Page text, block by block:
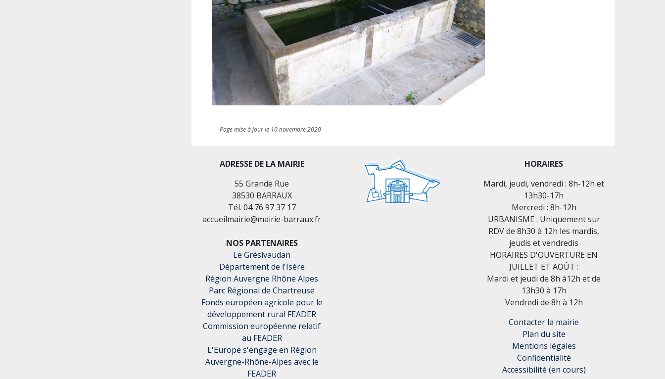
Page mise à jour le 10 novembre 2020
ADRESSE DE LA MAIRIE
55 Grande Rue
38530 BARRAUX
Tél. 04 76 97 37 17
accueilmairie@mairie-barraux.fr
NOS PARTENAIRES
Le Grésivaudan
Département de l'Isère
Région Auvergne Rhône Alpes
Parc Régional de Chartreuse
Fonds européen agricole pour le
développement rural FEADER
Commission européenne relatif
au FEADER
L'Europe s'engage en Région
Auvergne-Rhône-Alpes avec le
FEADER
HORAIRES
Mardi, jeudi, vendredi : 8h-12h et
13h30-17h
Mercredi : 8h-12h
URBANISME : Uniquement sur
RDV de 8h30 à 12h les mardis,
jeudis et vendredis
HORAIRES D'OUVERTURE EN
JUILLET ET AOÛT :
Mardi et jeudi de 8h à12h et de
13h30 à 17h
Vendredi de 8h à 12h
Contacter la mairie
Plan du site
Mentions légales
Confidentialité
Accessibilité (en cours)